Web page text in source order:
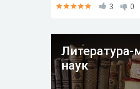
3 0
Литература-
наук